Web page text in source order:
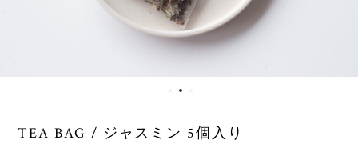
TEA BAG / ジャスミン 5個入り